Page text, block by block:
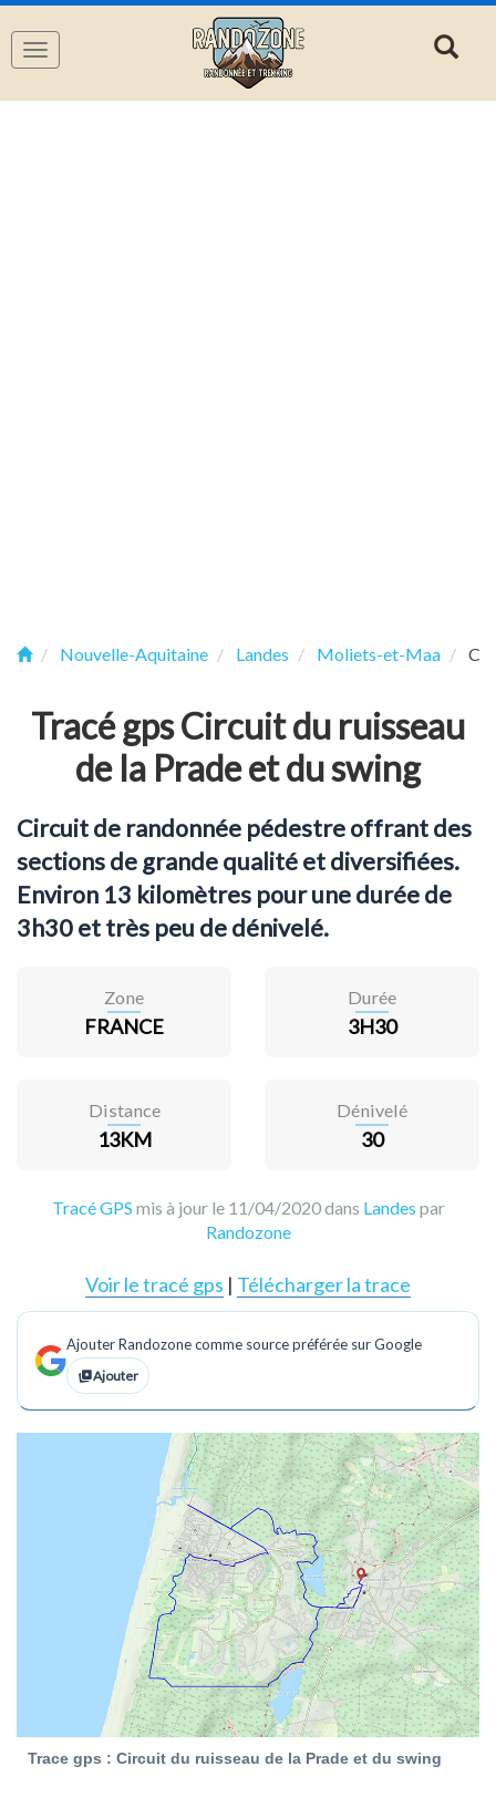
Navigation
Nouvelle-Aquitaine Landes Moliets-et-Maa
Tracé gps Circuit du ruisseau
de la Prade et du swing
Circuit de randonnée pédestre offrant des
sections de grande qualité et diversifiées.
Environ 13 kilomètres pour une durée de
3h30 et très peu de dénivelé.
Zone
FRANCE
Durée
3H30
Distance
13KM
Dénivelé
30
Tracé GPS mis à jour le 11/04/2020 dans Landes par
Randozone
Voir le tracé gps | Télécharger la trace
Ajouter Randozone comme source préférée sur Google
Ajouter
Trace gps : Circuit du ruisseau de la Prade et du swing